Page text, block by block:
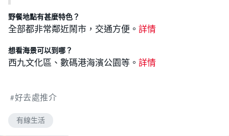
野餐地點有甚麼特色？
全部都非常鄰近鬧市，交通方便。 詳情
想看海景可以到哪？
西九文化區、數碼港海濱公園等。 詳情
好去處推介
有線生活